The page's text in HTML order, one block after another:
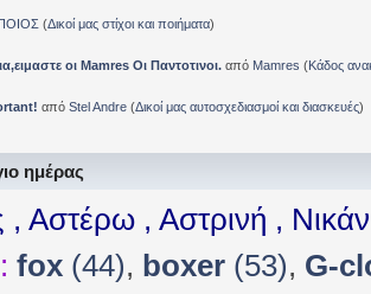
(Δικοί μας στίχοι και ποιήματα)
οι Mamres Οι Παντοτινοι.από Mamres (Κάδος
από Stel Andre(Δικοί μας αυτοσχεδιασμοί και διασκευές)
ημέρας
, Αστέρω , Αστρινή ,
fox (44), boxer (53), G-